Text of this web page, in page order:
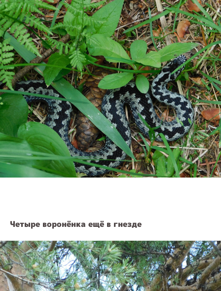
Четыре воронёнка ещё в гнезде